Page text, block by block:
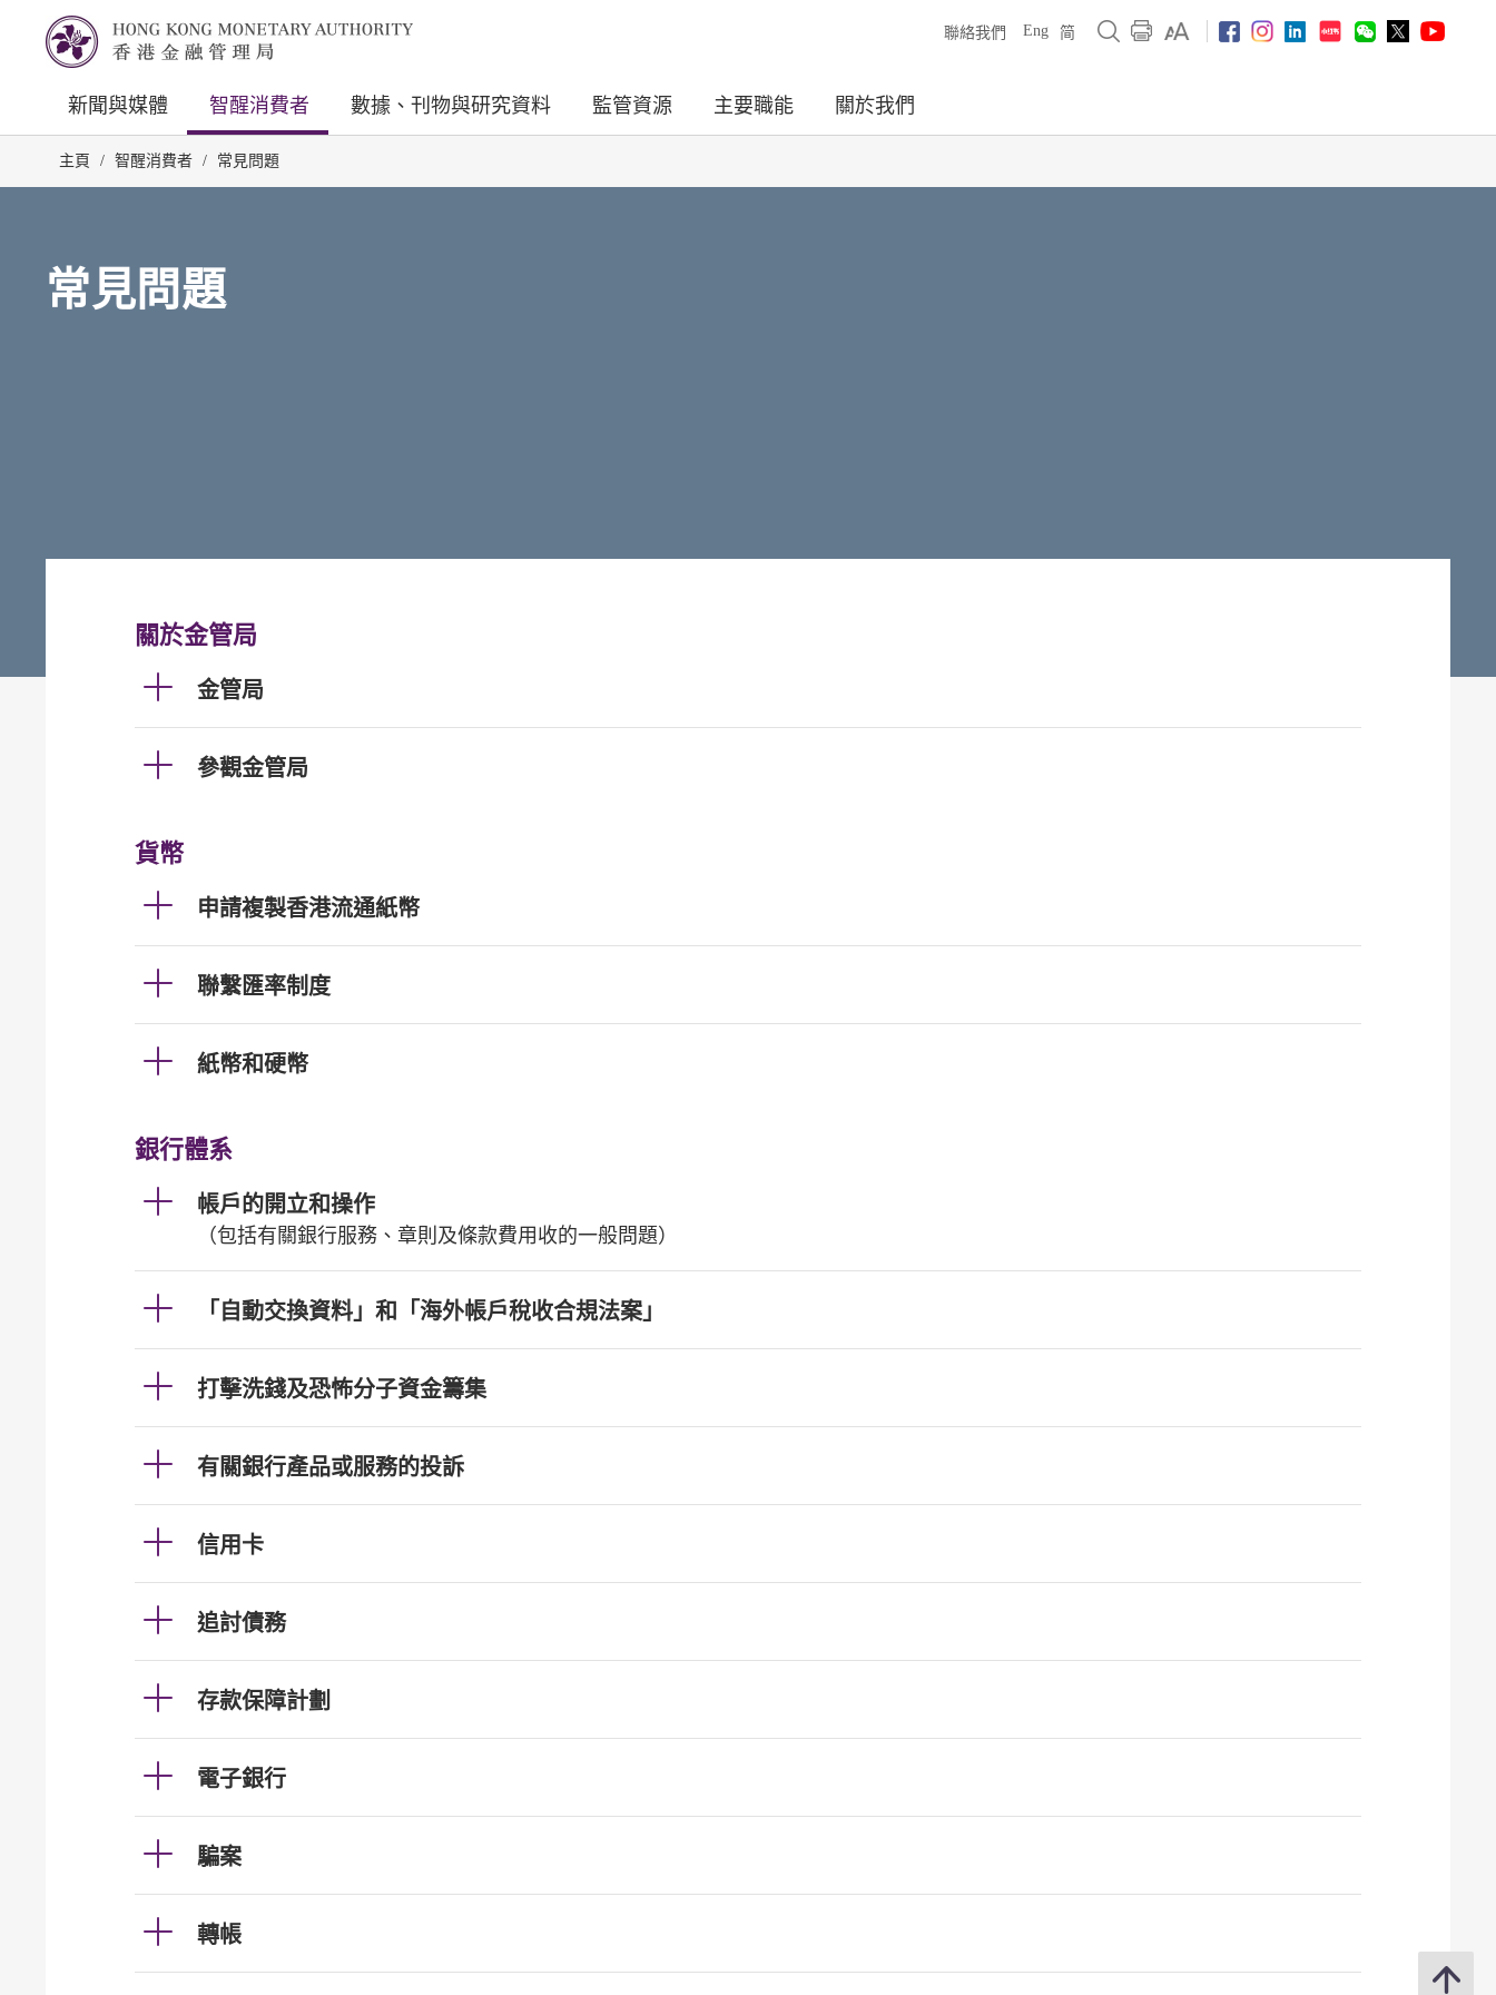
聯絡我們 Eng 简
新聞與媒體 智醒消費者 數據、刊物與研究資料 監管資源 主要職能 關於我們
主頁 / 智醒消費者 / 常見問題
常見問題
關於金管局
金管局
參觀金管局
貨幣
申請複製香港流通紙幣
聯繫匯率制度
紙幣和硬幣
銀行體系
帳戶的開立和操作
（包括有關銀行服務、章則及條款費用收的一般問題）
「自動交換資料」和「海外帳戶稅收合規法案」
打擊洗錢及恐怖分子資金籌集
有關銀行產品或服務的投訴
信用卡
追討債務
存款保障計劃
電子銀行
騙案
轉帳